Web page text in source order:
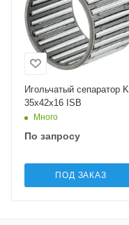
Игольчатый сепаратор K
35x42x16 ISB
Много
По запросу
ПОД ЗАКАЗ